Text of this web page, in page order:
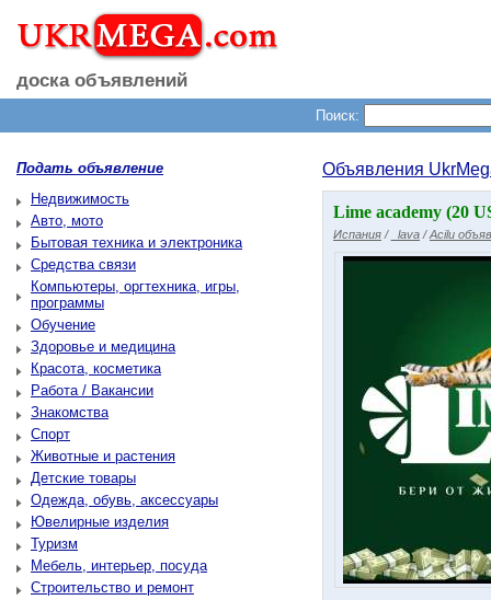
доска объявлений
Поиск:
Подать объявление
Недвижимость
Авто, мото
Бытовая техника и электроника
Средства связи
Компьютеры, оргтехника, игры,
программы
Обучение
Здоровье и медицина
Красота, косметика
Работа / Вакансии
Знакомства
Спорт
Животные и растения
Детские товары
Одежда, обувь, аксессуары
Ювелирные изделия
Туризм
Мебель, интерьер, посуда
Строительство и ремонт
Объявления
Lime academy (20
Испания / _lava /Acilu